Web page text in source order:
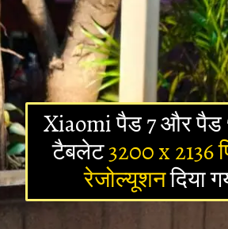
Opening https://newsalerts24.in/
Xiaomi पैड 7 और पैड
टैबलेट3200 x 2136
रेजोल्यूशनदिया